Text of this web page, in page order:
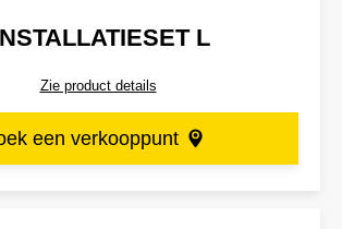
L
Zie product details
een verkooppunt